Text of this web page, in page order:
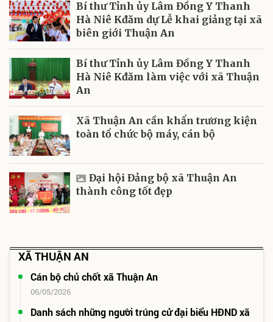
Bí thư Tỉnh ủy Lâm Đồng Y Thanh
Hà Niê Kđăm dự Lễ khai giảng tại xã
biên giới Thuận An
Bí thư Tỉnh ủy Lâm Đồng Y Thanh
Hà Niê Kđăm làm việc với xã Thuận
An
Xã Thuận An cần khẩn trương kiện
toàn tổ chức bộ máy, cán bộ
Đại hội Đảng bộ xã Thuận An
thành công tốt đẹp
XÃ THUẬN AN
Cán bộ chủ chốt xã Thuận An
06/05/2026
Danh sách những người trúng cử đại biểu HĐND xã